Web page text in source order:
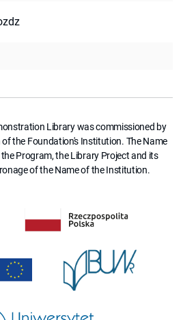
Library was commissioned by
the Foundation's Institution. The Name
Program, the Library Project and its
of the Name of the Institution.